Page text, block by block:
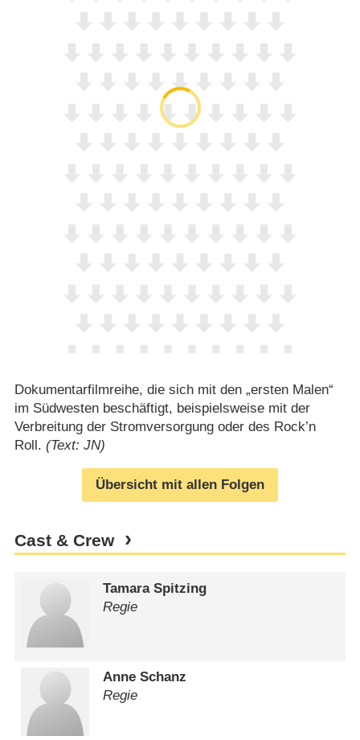
Dokumentarfilmreihe, die sich mit den „ersten Malen“
im Südwesten beschäftigt, beispielsweise mit der
Verbreitung der Stromversorgung oder des Rock’n
Roll. (Text: JN)
Übersicht mit allen Folgen
Cast & Crew
Tamara Spitzing
Regie
Anne Schanz
Regie